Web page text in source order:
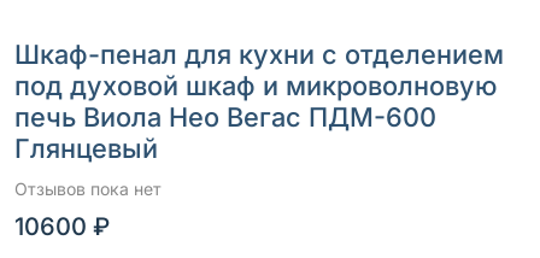
Шкаф-пенал для кухни с отделением
под духовой шкаф и микроволновую
печь Виола Нео Вегас ПДМ-600
Глянцевый
Отзывов пока нет
10600 ₽